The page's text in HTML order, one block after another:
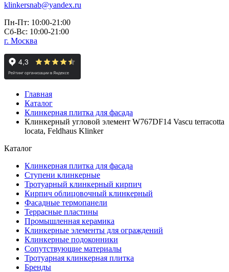
klinkersnab@yandex.ru
Пн-Пт: 10:00-21:00
Сб-Вс: 10:00-21:00
г. Москва
Главная
Каталог
Клинкерная плитка для фасада
Клинкерный угловой элемент W767DF14 Vascu terracotta
locata, Feldhaus Klinker
Каталог
Клинкерная плитка для фасада
Ступени клинкерные
Тротуарный клинкерный кирпич
Кирпич облицовочный клинкерный
Фасадные термопанели
Террасные пластины
Промышленная керамика
Клинкерные элементы для ограждений
Клинкерные подоконники
Сопутствующие материалы
Тротуарная клинкерная плитка
Бренды